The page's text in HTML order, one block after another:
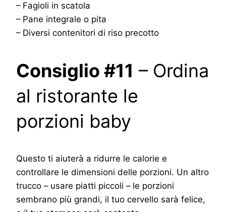
– Fagioli in scatola
– Pane integrale o pita
– Diversi contenitori di riso precotto
Consiglio #11 – Ordina
al ristorante le
porzioni baby
Questo ti aiuterà a ridurre le calorie e
controllare le dimensioni delle porzioni. Un altro
trucco – usare piatti piccoli – le porzioni
sembrano più grandi, il tuo cervello sarà felice,